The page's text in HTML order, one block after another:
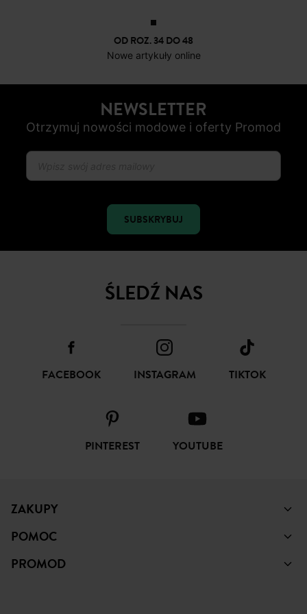
OD ROZ. 34 DO 48
Nowe artykuły online
NEWSLETTER
Otrzymuj nowości modowe i oferty Promod
SUBSKRYBUJ
ŚLEDŹ NAS
FACEBOOK INSTAGRAM TIKTOK
PINTEREST YOUTUBE
ZAKUPY
POMOC
PROMOD